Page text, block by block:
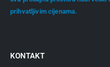
prihvatljivim cijenama.
KONTAKT